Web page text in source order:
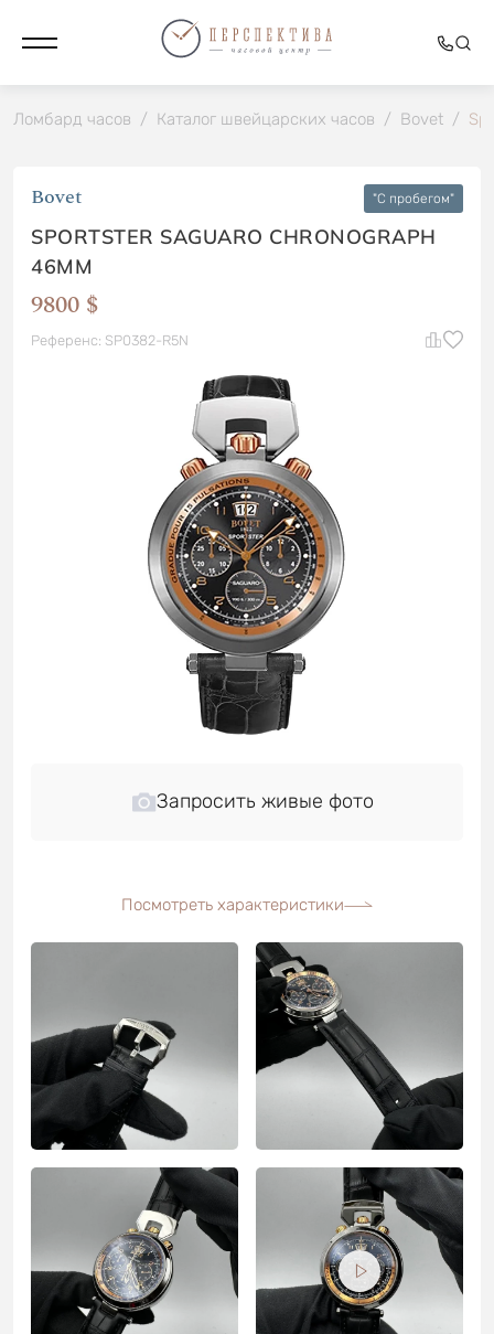
Ломбард часов / Каталог швейцарских часов / Bovet /
Bovet "C пробегом"
SPORTSTER SAGUARO CHRONOGRAPH
46MM
9800 $
Референс: SP0382-R5N
Запросить живые фото
Посмотреть характеристики